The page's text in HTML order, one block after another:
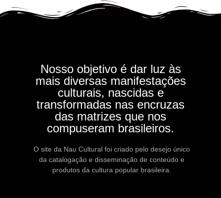
Nosso objetivo é dar luz às
mais diversas manifestações
culturais, nascidas e
transformadas nas encruzas
das matrizes que nos
compuseram brasileiros.
O site da Nau Cultural foi criado pelo desejo único
da catalogação e disseminação de conteúdo e
produtos da cultura popular brasileira.